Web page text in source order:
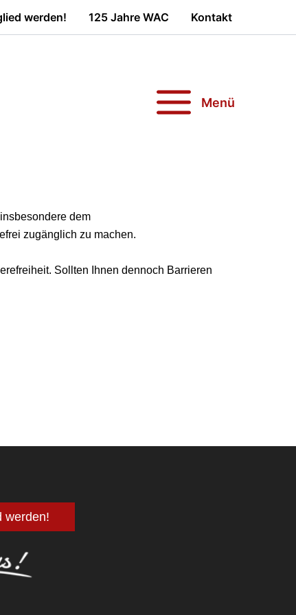
werden! 125 Jahre WAC Kontakt
Menü
dem
zugänglich zu machen.
Sollten Ihnen dennoch Barrieren
werden!